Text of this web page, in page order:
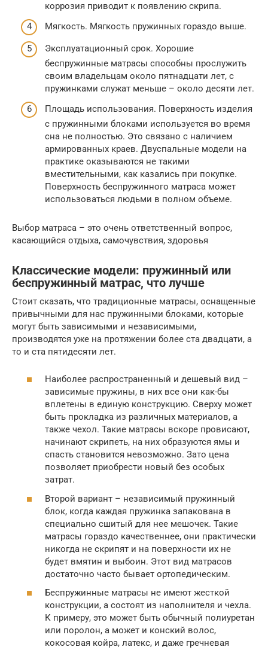
коррозия приводит к появлению скрипа.
Мягкость. Мягкость пружинных гораздо выше.
Эксплуатационный срок. Хорошие
беспружинные матрасы способны прослужить
своим владельцам около пятнадцати лет, с
пружинками служат меньше – около десяти лет.
Площадь использования. Поверхность изделия
с пружинными блоками используется во время
сна не полностью. Это связано с наличием
армированных краев. Двуспальные модели на
практике оказываются не такими
вместительными, как казались при покупке.
Поверхность беспружинного матраса может
использоваться людьми в полном объеме.
Выбор матраса – это очень ответственный вопрос,
касающийся отдыха, самочувствия, здоровья
Классические модели: пружинный или
беспружинный матрас, что лучше
Стоит сказать, что традиционные матрасы, оснащенные
привычными для нас пружинными блоками, которые
могут быть зависимыми и независимыми,
производятся уже на протяжении более ста двадцати, а
то и ста пятидесяти лет.
Наиболее распространенный и дешевый вид –
зависимые пружины, в них все они как-бы
вплетены в единую конструкцию. Сверху может
быть прокладка из различных материалов, а
также чехол. Такие матрасы вскоре провисают,
начинают скрипеть, на них образуются ямы и
спасть становится невозможно. Зато цена
позволяет приобрести новый без особых
затрат.
Второй вариант – независимый пружинный
блок, когда каждая пружинка запакована в
специально сшитый для нее мешочек. Такие
матрасы гораздо качественнее, они практически
никогда не скрипят и на поверхности их не
будет вмятин и выбоин. Этот вид матрасов
достаточно часто бывает ортопедическим.
Беспружинные матрасы не имеют жесткой
конструкции, а состоят из наполнителя и чехла.
К примеру, это может быть обычный полиуретан
или поролон, а может и конский волос,
кокосовая койра, латекс, и даже гречневая